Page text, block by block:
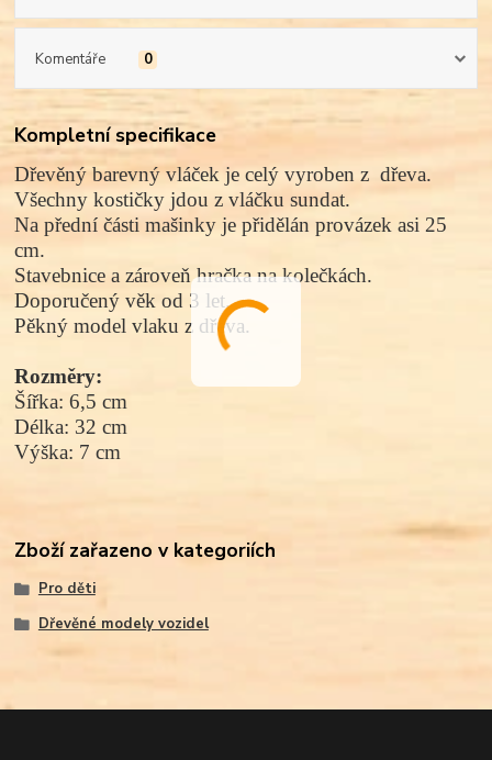
Komentáře 0
Kompletní specifikace
Dřevěný barevný vláček je celý vyroben z dřeva.
Všechny kostičky jdou z vláčku sundat.
Na přední části mašinky je přidělán provázek asi 25
cm.
Stavebnice a zároveň hračka na kolečkách.
Doporučený věk od 3 let.
Pěkný model vlaku z dřeva.
Rozměry:
Šířka: 6,5 cm
Délka: 32 cm
Výška: 7 cm
Zboží zařazeno v kategoriích
Pro děti
Dřevěné modely vozidel